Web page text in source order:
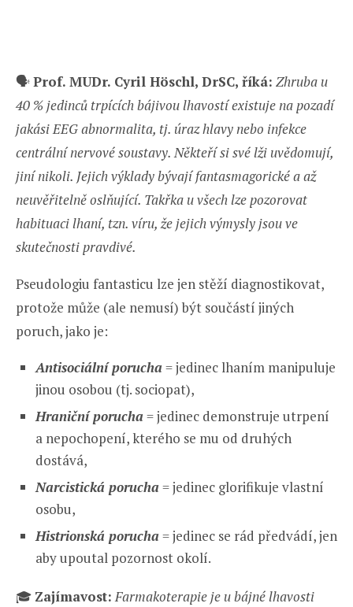
🗣️Prof. MUDr. Cyril Höschl, DrSC, říká: Zhruba u
40 % jedinců trpících bájivou lhavostí existuje na pozadí
jakási EEG abnormalita, tj. úraz hlavy nebo infekce
centrální nervové soustavy. Někteří si své lži uvědomují,
jiní nikoli. Jejich výklady bývají fantasmagorické a až
neuvěřitelně oslňující. Takřka u všech lze pozorovat
habituaci lhaní, tzn. víru, že jejich výmysly jsou ve
skutečnosti pravdivé.
Pseudologiu fantasticu lze jen stěží diagnostikovat,
protože může (ale nemusí) být součástí jiných
poruch, jako je:
Antisociální porucha= jedinec lhaním manipuluje
jinou osobou (tj. sociopat),
Hraniční porucha= jedinec demonstruje utrpení
a nepochopení, kterého se mu od druhých
dostává,
Narcistická porucha= jedinec glorifikuje vlastní
osobu,
Histrionská porucha= jedinec se rád předvádí, jen
aby upoutal pozornost okolí.
🎓 Zajímavost: Farmakoterapie je u bájné lhavosti